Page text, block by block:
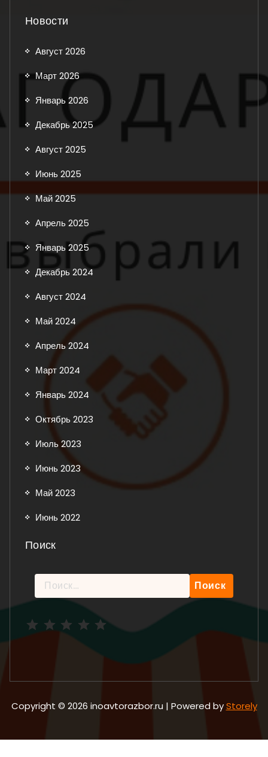
Новости
Август 2026
Март 2026
Январь 2026
Декабрь 2025
Август 2025
Июнь 2025
Май 2025
Апрель 2025
Январь 2025
Декабрь 2024
Август 2024
Май 2024
Апрель 2024
Март 2024
Январь 2024
Октябрь 2023
Июль 2023
Июнь 2023
Май 2023
Июнь 2022
Поиск
Найти:
Copyright © 2026 inoavtorazbor.ru | Powered byStorely